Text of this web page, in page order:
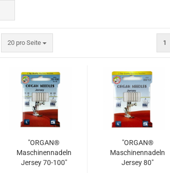
20 pro Seite
pro Seite 1
"ORGAN®
Maschinennadeln
Jersey 70-100"
"ORGAN®
Maschinennadeln
Jersey 80"